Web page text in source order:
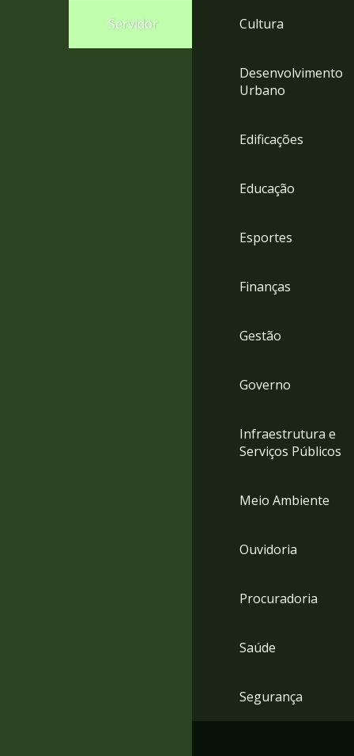
Servidor Cultura
Desenvolvimento
Urbano
Edificações
Educação
Esportes
Finanças
Gestão
Governo
Infraestrutura e
Serviços Públicos
Meio Ambiente
Ouvidoria
Procuradoria
Saúde
Segurança